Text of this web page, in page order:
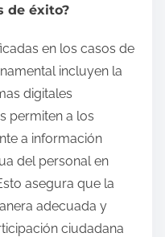
de éxito?
en los casos de
incluyen la
digitales
permiten a los
a información
del personal en
asegura que la
adecuada y
ciudadana